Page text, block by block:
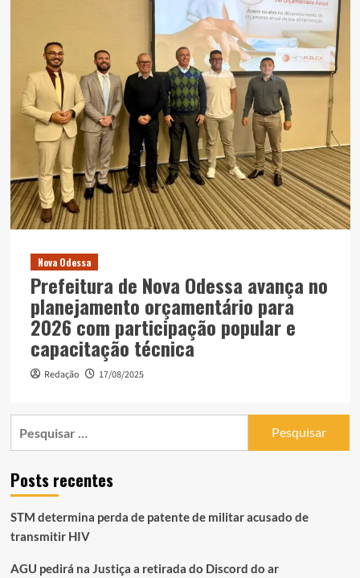
Nova Odessa
Prefeitura de Nova Odessa avança no
planejamento orçamentário para
2026 com participação popular e
capacitação técnica
Redação 17/08/2025
Posts recentes
STM determina perda de patente de militar acusado de
transmitir HIV
AGU pedirá na Justiça a retirada do Discord do ar